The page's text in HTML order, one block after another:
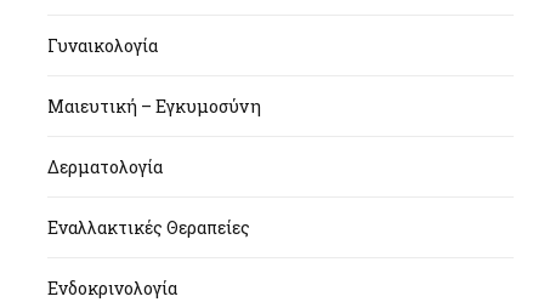
Γυναικολογία
Μαιευτική – Εγκυμοσύνη
Δερματολογία
Εναλλακτικές Θεραπείες
Ενδοκρινολογία